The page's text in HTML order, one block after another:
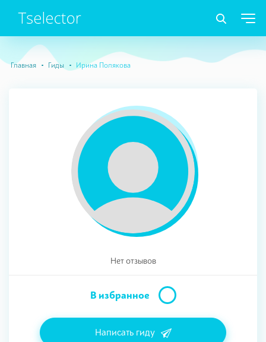
Главная Гиды Ирина Полякова
Нет отзывов
В избранное
Написать гиду